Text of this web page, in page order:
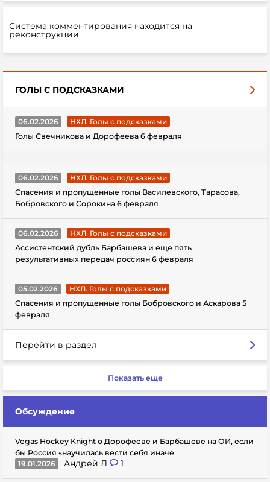
Система комментирования находится на
реконструкции.
ГОЛЫ С ПОДСКАЗКАМИ
06.02.2026
НХЛ. Голы с подсказками
Голы Свечникова и Дорофеева 6 февраля
06.02.2026
НХЛ. Голы с подсказками
Спасения и пропущенные голы Василевского, Тарасова,
Бобровского и Сорокина 6 февраля
06.02.2026
НХЛ. Голы с подсказками
Ассистентский дубль Барбашева и еще пять
результативных передач россиян 6 февраля
05.02.2026
НХЛ. Голы с подсказками
Спасения и пропущенные голы Бобровского и Аскарова 5
февраля
Перейти в раздел
Показать еще
Обсуждение
Vegas Hockey Knight о Дорофееве и Барбашеве на ОИ, если
бы Россия «научилась вести себя иначе
19.01.2026
Андрей Л 1